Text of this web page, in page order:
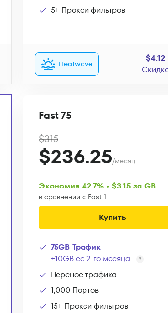
5+ Прокси фильтров
Heatwave
$4.12
Fast 75
$315
$236.25/месяц
Экономия 42.7% • $3.15 за GB
в сравнении с Fast 1
Купить
75GB Трафик
+10GB со 2-го месяца
Перенос трафика
1,000 Портов
15+ Прокси фильтров